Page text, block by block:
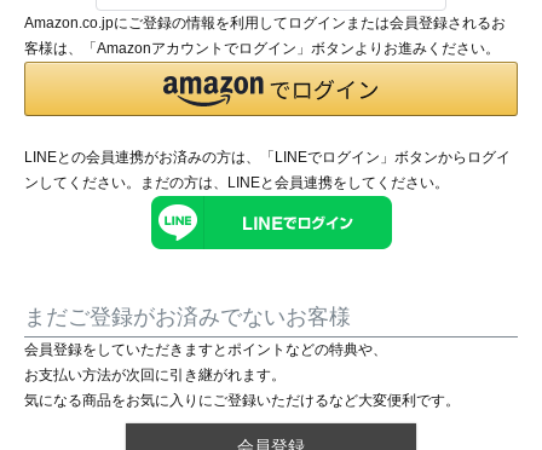
Amazon.co.jpにご登録の情報を利用してログインまたは会員登録されるお
客様は、「Amazonアカウントでログイン」ボタンよりお進みください。
LINEとの会員連携がお済みの方は、「LINEでログイン」ボタンからログイ
ンしてください。まだの方は、 LINEと会員連携をしてください。
まだご登録がお済みでないお客様
会員登録をしていただきますとポイントなどの特典や、
お支払い方法が次回に引き継がれます。
気になる商品をお気に入りにご登録いただけるなど大変便利です。
会員登録